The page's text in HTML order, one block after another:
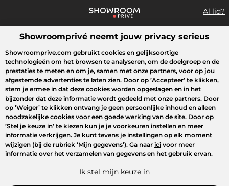
Al lid?
Wat zoek je?
Overzicht sales Sport Fashion Kids Beauty
Showroomprivé neemt jouw privacy serieus
Showroomprive.com gebruikt cookies en gelijksoortige
technologieën om het browsen te analyseren, om de doelgroep en de
prestaties te meten en om je, samen met onze partners, voor op jou
afgestemde advertenties te laten zien. Door op ’Accepteer’ te klikken,
stem je ermee in dat deze cookies worden opgeslagen en in het
bijzonder dat deze informatie wordt gedeeld met onze partners. Door
op ’Weiger’ te klikken ontvang je geen persoonlijke inhoud en alleen
noodzakelijke cookies voor een goede werking van de site. Door op
’Stel je keuze in’ te kiezen kun je je voorkeuren instellen en meer
informatie verkrijgen. Je kunt tevens je instellingen op elk moment
wijzigen (bij de rubriek ‘Mijn gegevens’). Ga naar ici voor meer
informatie over het verzamelen van gegevens en het gebruik ervan.
Ik stel mijn keuze in